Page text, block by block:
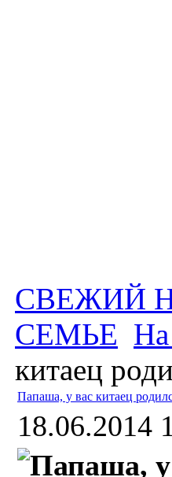
СВЕЖИЙ
СЕМЬЕ На
китаец
Папаша, у вас китаец
18.06.2014